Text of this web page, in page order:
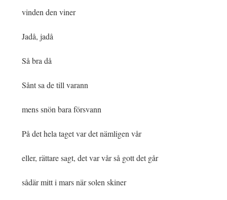
vinden den viner
Jadå, jadå
Så bra då
Sånt sa de till varann
mens snön bara försvann
På det hela taget var det nämligen vår
eller, rättare sagt, det var vår så gott det går
sådär mitt i mars när solen skiner